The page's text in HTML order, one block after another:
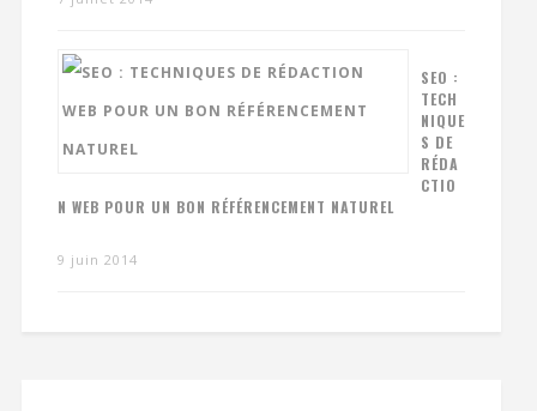
SEO :
TECH
NIQUE
S DE
RÉDA
CTIO
N WEB POUR UN BON RÉFÉRENCEMENT NATUREL
9 juin 2014